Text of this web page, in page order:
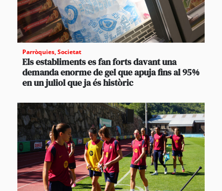
Parròquies,Societat
Els establiments es fan forts davant una
demanda enorme de gel que apuja fins al 95%
en un juliol que ja és històric